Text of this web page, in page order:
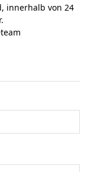
innerhalb von 24